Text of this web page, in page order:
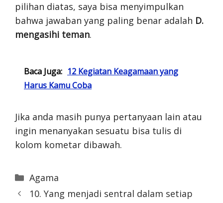
pilihan diatas, saya bisa menyimpulkan
bahwa jawaban yang paling benar adalah D.
mengasihi teman.
Baca Juga: 12 Kegiatan Keagamaan yang
Harus Kamu Coba
Jika anda masih punya pertanyaan lain atau
ingin menanyakan sesuatu bisa tulis di
kolom kometar dibawah.
Categories
Agama
10. Yang menjadi sentral dalam setiap